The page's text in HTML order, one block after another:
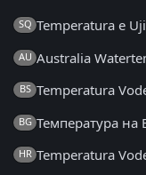
SQ Temperatura e
AU Australia
BS Temperatura
BG Температура на
HR Temperatura